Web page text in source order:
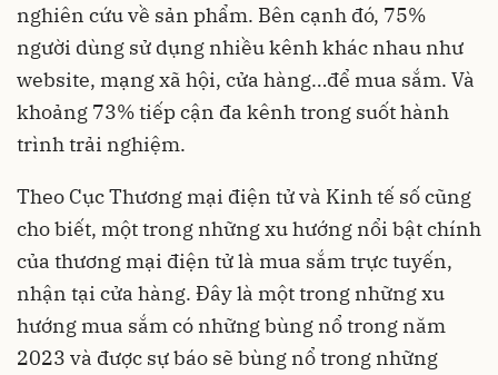
nghiên cứu về sản phẩm. Bên cạnh đó, 75%
người dùng sử dụng nhiều kênh khác nhau như
website, mạng xã hội, cửa hàng…để mua sắm. Và
khoảng 73% tiếp cận đa kênh trong suốt hành
trình trải nghiệm.
Theo Cục Thương mại điện tử và Kinh tế số cũng
cho biết, một trong những xu hướng nổi bật chính
của thương mại điện tử là mua sắm trực tuyến,
nhận tại cửa hàng. Đây là một trong những xu
hướng mua sắm có những bùng nổ trong năm
2023 và được sự báo sẽ bùng nổ trong những